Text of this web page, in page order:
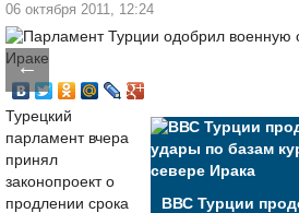
06 октября 2011, 12:24
←
ВВС Турции
Турецкий
парламент вчера
принял
законопроект о
продлении срока